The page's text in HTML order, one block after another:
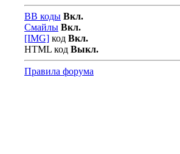
BB коды Вкл.
Смайлы Вкл.
[IMG] код Вкл.
HTML код Выкл.
Правила форума